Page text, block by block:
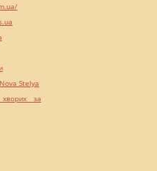
Stelya
хворих за